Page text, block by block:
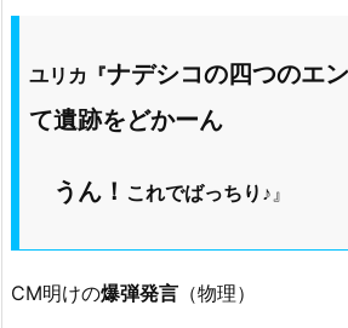
ユリカ『ナデシコの四つのエ
て遺跡をどかーん
うん！ これでばっちり♪ 』
CM明けの爆弾発言 （物理）